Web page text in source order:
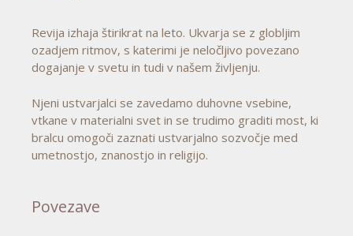
Revija izhaja štirikrat na leto. Ukvarja se z globljim
ozadjem ritmov, s katerimi je neločljivo povezano
dogajanje v svetu in tudi v našem življenju.
Njeni ustvarjalci se zavedamo duhovne vsebine,
vtkane v materialni svet in se trudimo graditi most, ki
bralcu omogoči zaznati ustvarjalno sozvočje med
umetnostjo, znanostjo in religijo.
Povezave